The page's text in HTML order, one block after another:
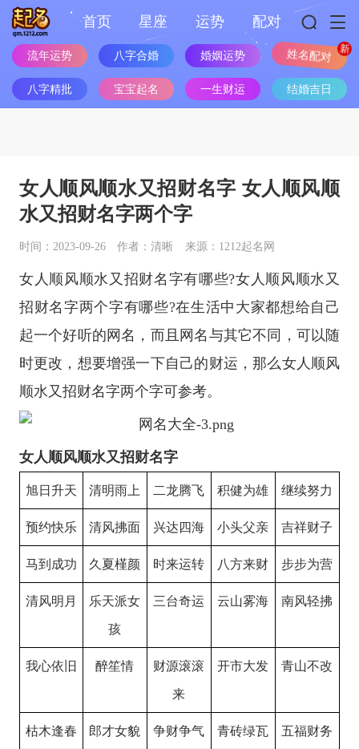
首页 星座 运势 配对
流年运势 八字合婚 婚姻运势 姓名配对
八字精批 宝宝起名 一生财运 结婚吉日
女人顺风顺水又招财名字 女人顺风顺
水又招财名字两个字
时间：2023-09-26 作者：清晰 来源：1212起名网
女人顺风顺水又招财名字有哪些?女人顺风顺水又
招财名字两个字有哪些?在生活中大家都想给自己
起一个好听的网名，而且网名与其它不同，可以随
时更改，想要增强一下自己的财运，那么女人顺风
顺水又招财名字两个字可参考。
女人顺风顺水又招财名字
旭日升天 清明雨上 二龙腾飞 积健为雄 继续努力
预约快乐 清风拂面 兴达四海 小头父亲 吉祥财子
马到成功 久夏槿颜 时来运转 八方来财 步步为营
清风明月 乐天派女
孩
三台奇运 云山雾海 南风轻拂
我心依旧 醉笙情 财源滚滚
来
开市大发 青山不改
枯木逢春 郎才女貌 争财争气 青砖绿瓦 五福财务